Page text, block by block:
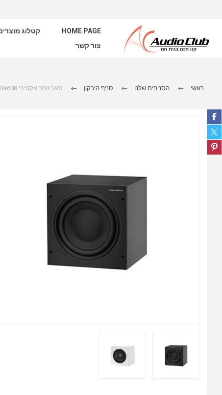
HOME PAGE קטלוג
צור קשר
ראשי הסניפים שלנו סניף הירקון סאב וופר אקטיבי B&W ASW608